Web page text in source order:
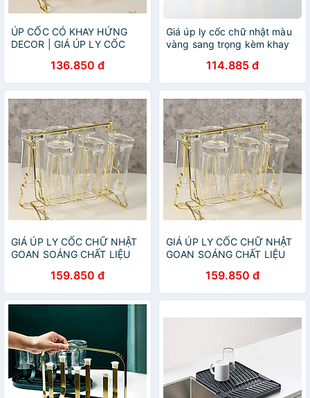
ÚP CỐC CÓ KHAY HỨNG
DECOR | GIÁ ÚP LY CỐC
HỨNG NƯỚC BẦU DỤC (
MẪU MỚI VỀ )
136.850 đ
Giá úp ly cốc chữ nhật màu
vàng sang trọng kèm khay
114.885 đ
GIÁ ÚP LY CỐC CHỮ NHẬT
GOAN SOÁNG CHẤT LIỆU
159.850 đ
GIÁ ÚP LY CỐC CHỮ NHẬT
GOAN SOÁNG CHẤT LIỆU
159.850 đ